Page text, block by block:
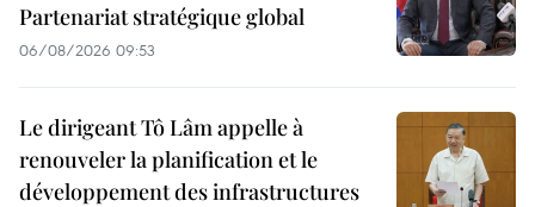
Partenariat stratégique global
06/08/2026 09:53
Le dirigeant Tô Lâm appelle à
renouveler la planification et le
développement des infrastructures